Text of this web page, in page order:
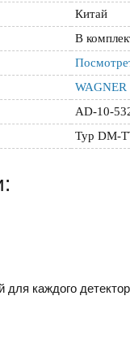
Китай
В
WAGNER
AD-10-
Typ DM-
каждого